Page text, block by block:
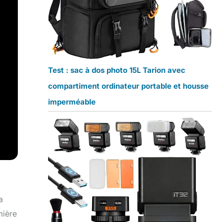
Test : sac à dos photo 15L Tarion avec
compartiment ordinateur portable et housse
imperméable